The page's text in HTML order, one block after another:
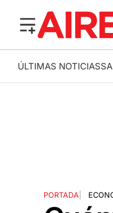
ÚLTIMAS NOTICIAS
PORTADA|